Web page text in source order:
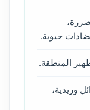
حيوية.
المنطقة.
وريدية،